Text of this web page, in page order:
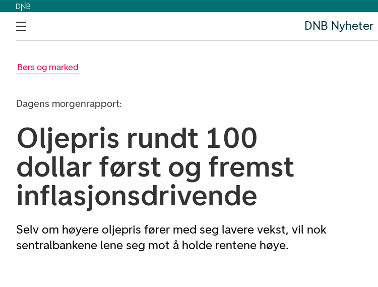
DNB Nyheter
Børs og marked
Dagens morgenrapport:
Oljepris rundt 100
dollar først og fremst
inflasjonsdrivende
Selv om høyere oljepris fører med seg lavere vekst, vil nok
sentralbankene lene seg mot å holde rentene høye.